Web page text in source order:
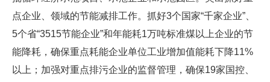
点企业、领域的节能减排工作。抓好3个国家“千家企业”、
5个省“3515节能企业”和年能耗1万吨标准煤以上企业的节
能降耗，确保重点耗能企业单位工业增加值能耗下降11%
以上；加强对重点排污企业的监督管理，确保19家国控、